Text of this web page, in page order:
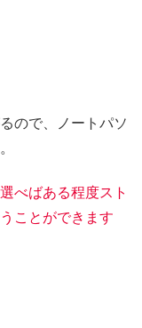
ので、ノートパソ
べばある程度スト
ことができ ます